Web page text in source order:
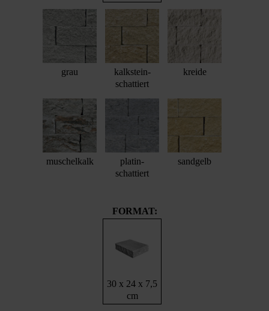
grau
kalkstein-
schattiert
kreide
muschelkalk
platin-
schattiert
sandgelb
FORMAT:
30 x 24 x 7,5
cm